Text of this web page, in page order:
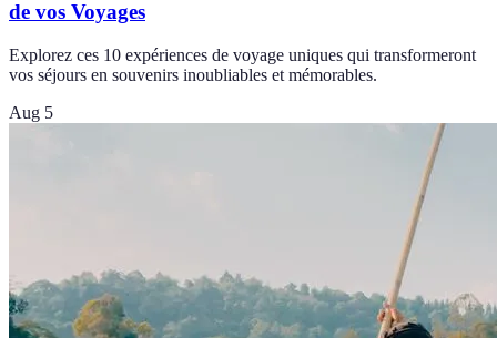
de vos Voyages
Explorez ces 10 expériences de voyage uniques qui transformeront
vos séjours en souvenirs inoubliables et mémorables.
Aug 5